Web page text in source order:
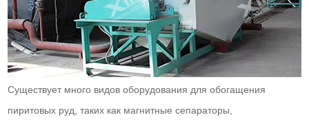
Существует много видов оборудования для обогащения
пиритовых руд, таких как магнитные сепараторы,